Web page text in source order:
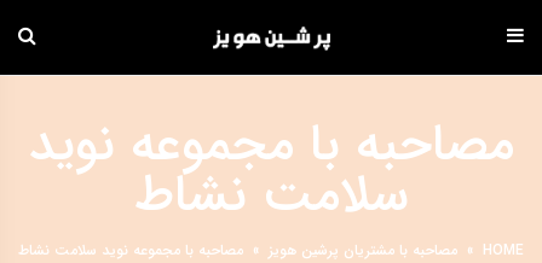
محتوامصاحبه با مجموعه نوید
سلامت نشاط
HOME
» مصاحبه با مشتریان پرشین هویز » مصاحبه با مجموعه نوید سلامت نشاط